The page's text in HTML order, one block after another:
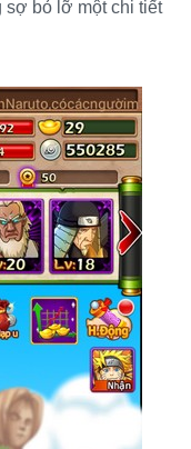
sợ bỏ lỡ một chi tiết